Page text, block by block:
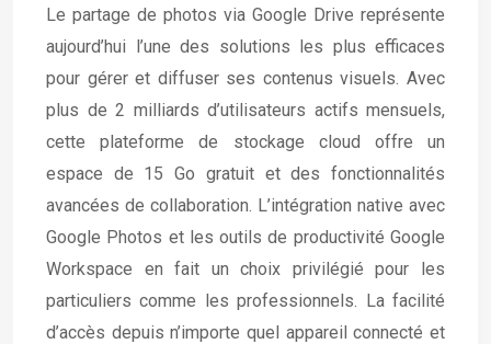
Le partage de photos via Google Drive représente
aujourd’hui l’une des solutions les plus efficaces
pour gérer et diffuser ses contenus visuels. Avec
plus de 2 milliards d’utilisateurs actifs mensuels,
cette plateforme de stockage cloud offre un
espace de 15 Go gratuit et des fonctionnalités
avancées de collaboration. L’intégration native avec
Google Photos et les outils de productivité Google
Workspace en fait un choix privilégié pour les
particuliers comme les professionnels. La facilité
d’accès depuis n’importe quel appareil connecté et